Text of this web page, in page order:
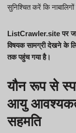
सुनिश्चित करें कि
ListCrawler.site पर
विषयक सामग्री देखने के
तक पहुंच गया है।
यौन रूप से
आयु
सहमति